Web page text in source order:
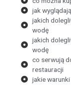
jak
jakich
wodę
jakich
wodę
co serwują
restauracji
jakie